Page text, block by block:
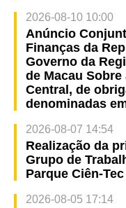
2026-08-10 10:00
Anúncio
Finanças da
Governo da
de Macau
Central, de
denominadas
2026-08-07 14:54
Realização da
Grupo de
Parque Ciên-
2026-08-05 17:14